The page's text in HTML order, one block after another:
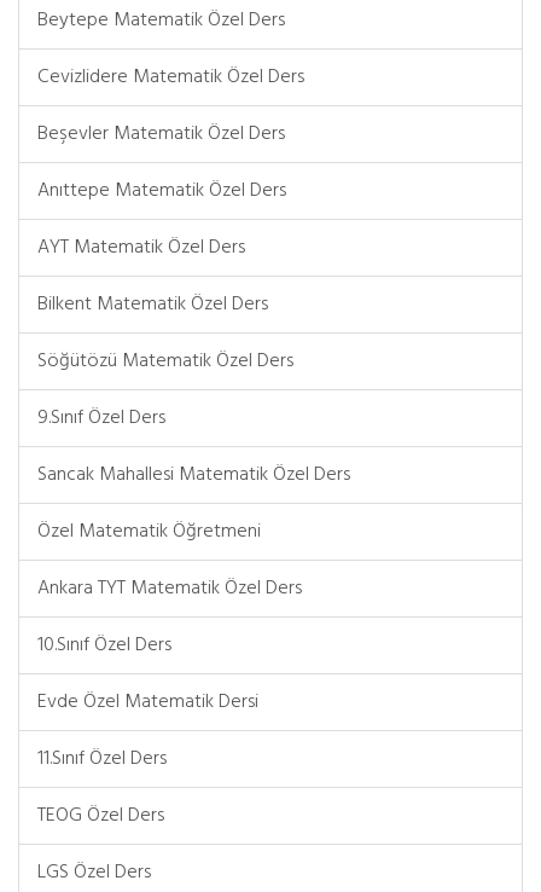
Beytepe Matematik Özel Ders
Cevizlidere Matematik Özel Ders
Beşevler Matematik Özel Ders
Anıttepe Matematik Özel Ders
AYT Matematik Özel Ders
Bilkent Matematik Özel Ders
Söğütözü Matematik Özel Ders
9.Sınıf Özel Ders
Sancak Mahallesi Matematik Özel Ders
Özel Matematik Öğretmeni
Ankara TYT Matematik Özel Ders
10.Sınıf Özel Ders
Evde Özel Matematik Dersi
11.Sınıf Özel Ders
TEOG Özel Ders
LGS Özel Ders